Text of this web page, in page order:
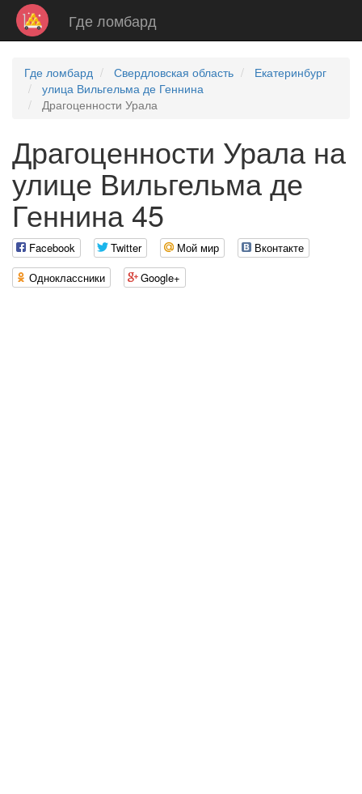
Где ломбард
Где ломбард Свердловская область
Екатеринбург
улица Вильгельма де Геннина
Драгоценности Урала
Драгоценности Урала на
улице Вильгельма де
Геннина 45
Facebook Twitter Мой мир
Вконтакте
Одноклассники
Google+